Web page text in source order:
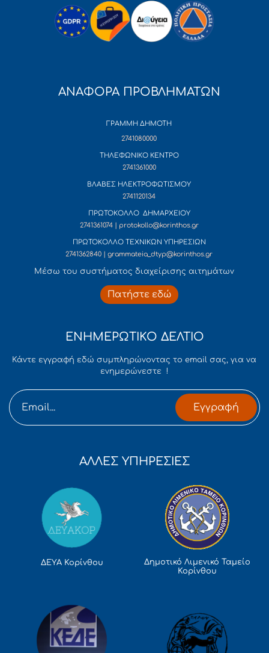
ΑΝΑΦΟΡΑ ΠΡΟΒΛΗΜΑΤΩΝ
ΓΡΑΜΜΗ ΔΗΜΟΤΗ
2741080000
ΤΗΛΕΦΩΝΙΚΟ ΚΕΝΤΡΟ
2741361000
ΒΛΑΒΕΣ ΗΛΕΚΤΡΟΦΩΤΙΣΜΟΥ
2741120134
ΠΡΩΤΟΚΟΛΛΟ ΔΗΜΑΡΧΕΙΟΥ
2741361074 | protokollo@korinthos.gr
ΠΡΩΤΟΚΟΛΛΟ ΤΕΧΝΙΚΩΝ ΥΠΗΡΕΣΙΩΝ
2741362840 | grammateia_dtyp@korinthos.gr
Mέσω του συστήματος διαχείρισης αιτημάτων
Πατήστε εδώ
ΕΝΗΜΕΡΩΤΙΚΟ ΔΕΛΤΙΟ
Κάντε εγγραφή εδώ συμπληρώνοντας το email σας, για να
ενημερώνεστε !
Εγγραφή
ΑΛΛΕΣ ΥΠΗΡΕΣΙΕΣ
ΔΕΥΑ Κορίνθου
Δημοτικό Λιμενικό Ταμείο
Κορίνθου